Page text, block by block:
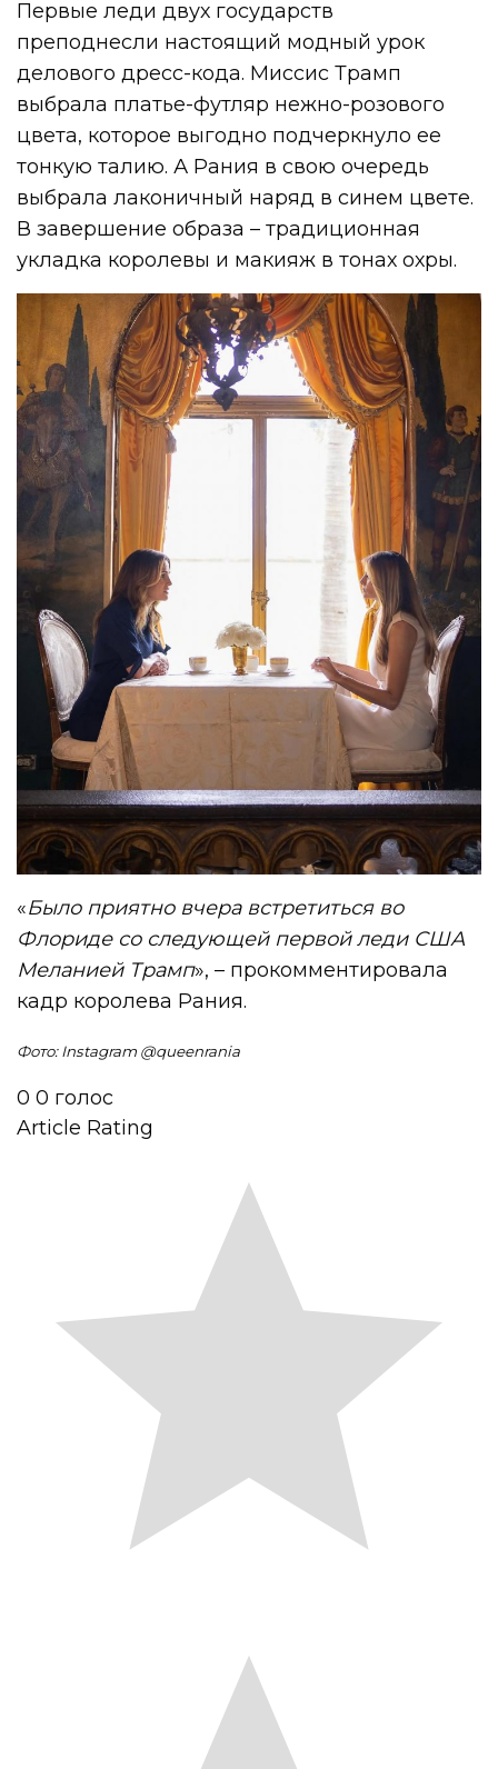
Первые леди двух государств
преподнесли настоящий модный урок
делового дресс-кода. Миссис Трамп
выбрала платье-футляр нежно-розового
цвета, которое выгодно подчеркнуло ее
тонкую талию. А Рания в свою очередь
выбрала лаконичный наряд в синем цвете.
В завершение образа – традиционная
укладка королевы и макияж в тонах охры.
«Было приятно вчера встретиться во
Флориде со следующей первой леди США
Меланией Трамп», – прокомментировала
кадр королева Рания.
Фото: Instagram @queenrania
0 0 голос
Article Rating